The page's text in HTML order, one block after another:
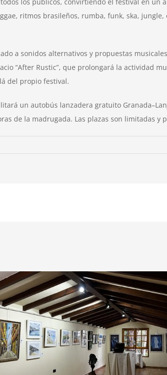
ritmos brasileños, rumba, funk, ska,
a sonidos alternativos y propuestas
“After Rustic”, que prolongará la actividad
del propio festival.
un autobús lanzadera gratuito
de la madrugada. Las plazas son limitadas y